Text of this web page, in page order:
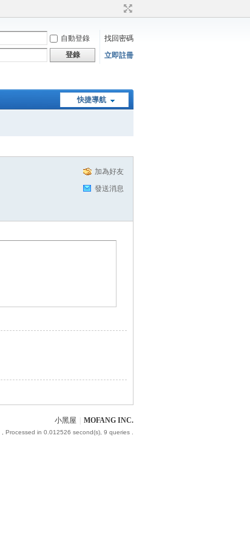
自動登錄
找回密碼
登錄 立即註冊
快捷導航
加為好友
發送消息
小黑屋 MOFANG INC.
, Processed in 0.012526 second(s), 9 queries .